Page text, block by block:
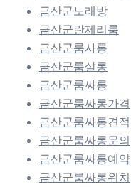
금산군노래방
금산군란제리룸
금산군룸사롱
금산군룸살롱
금산군룸싸롱
금산군룸싸롱가격
금산군룸싸롱견적
금산군룸싸롱문의
금산군룸싸롱예약
금산군룸싸롱위치